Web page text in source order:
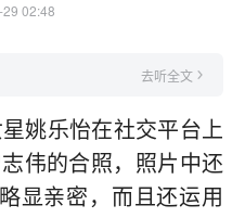
02:48
去听全文
姚乐怡在社交平台上
伟的合照，照片中还
显亲密，而且还运用